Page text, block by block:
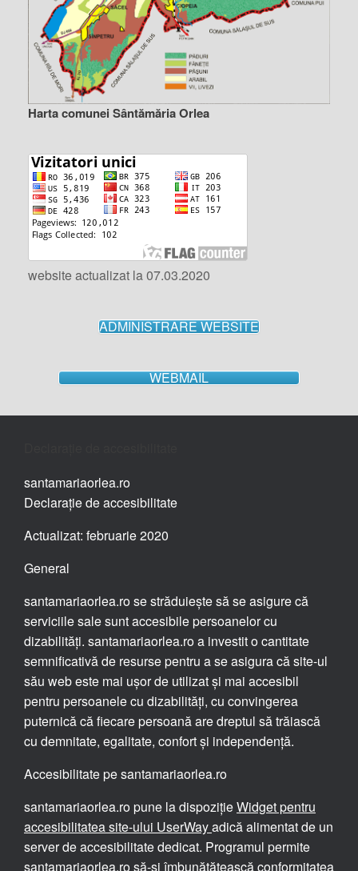
Harta comunei Sântămăria Orlea
website actualizat la 07.03.2020
ADMINISTRARE WEBSITE
WEBMAIL
santamariaorlea.ro
Declarație de accesibilitate
Actualizat: februarie 2020
General
santamariaorlea.ro se străduiește să se asigure că
serviciile sale sunt accesibile persoanelor cu
dizabilități. santamariaorlea.ro a investit o cantitate
semnificativă de resurse pentru a se asigura că site-ul
său web este mai ușor de utilizat și mai accesibil
pentru persoanele cu dizabilități, cu convingerea
puternică că fiecare persoană are dreptul să trăiască
cu demnitate, egalitate, confort și independență.
Accesibilitate pe santamariaorlea.ro
santamariaorlea.ro pune la dispozițieWidget pentru
accesibilitatea site-ului UserWayadică alimentat de un
server de accesibilitate dedicat. Programul permite
santamariaorlea.ro să-și îmbunătățească conformitatea